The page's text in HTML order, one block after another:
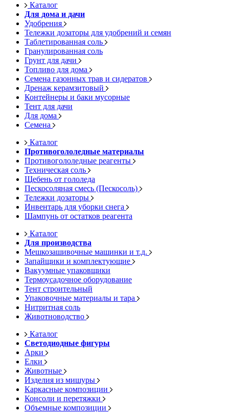
Каталог
Для дома и дачи
Удобрения
Тележки дозаторы для удобрений и семян
Таблетированная соль
Гранулированная соль
Грунт для дачи
Топливо для дома
Семена газонных трав и сидератов
Дренаж керамзитовый
Контейнеры и баки мусорные
Тент для дачи
Для дома
Семена
Каталог
Противогололедные материалы
Противогололедные реагенты
Техническая соль
Щебень от гололеда
Пескосоляная смесь (Пескосоль)
Тележки дозаторы
Инвентарь для уборки снега
Шампунь от остатков реагента
Каталог
Для производства
Мешкозашивочные машинки и т.д.
Запайщики и комплектующие
Вакуумные упаковщики
Термоусадочное оборудование
Тент строительный
Упаковочные материалы и тара
Нитритная соль
Животноводство
Каталог
Светодиодные фигуры
Арки
Елки
Животные
Изделия из мишуры
Каркасные композиции
Консоли и перетяжки
Объемные композиции